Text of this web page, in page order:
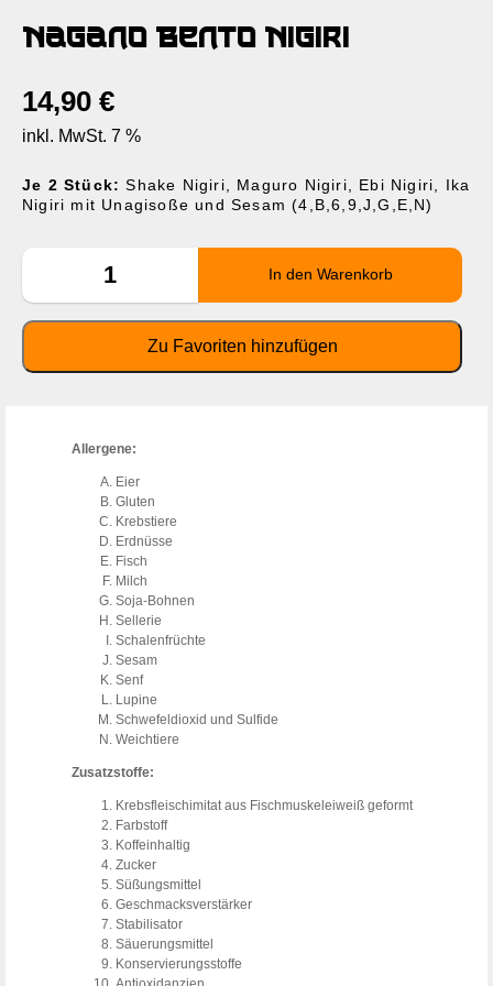
Nagano Bento Nigiri
14,90 €
inkl. MwSt. 7 %
Je 2 Stück: Shake Nigiri, Maguro Nigiri, Ebi Nigiri, Ika
Nigiri mit Unagisoße und Sesam (4,B,6,9,J,G,E,N)
Allergene:
Eier
Gluten
Krebstiere
Erdnüsse
Fisch
Milch
Soja-Bohnen
Sellerie
Schalenfrüchte
Sesam
Senf
Lupine
Schwefeldioxid und Sulfide
Weichtiere
Zusatzstoffe:
Krebsfleischimitat aus Fischmuskeleiweiß geformt
Farbstoff
Koffeinhaltig
Zucker
Süßungsmittel
Geschmacksverstärker
Stabilisator
Säuerungsmittel
Konservierungsstoffe